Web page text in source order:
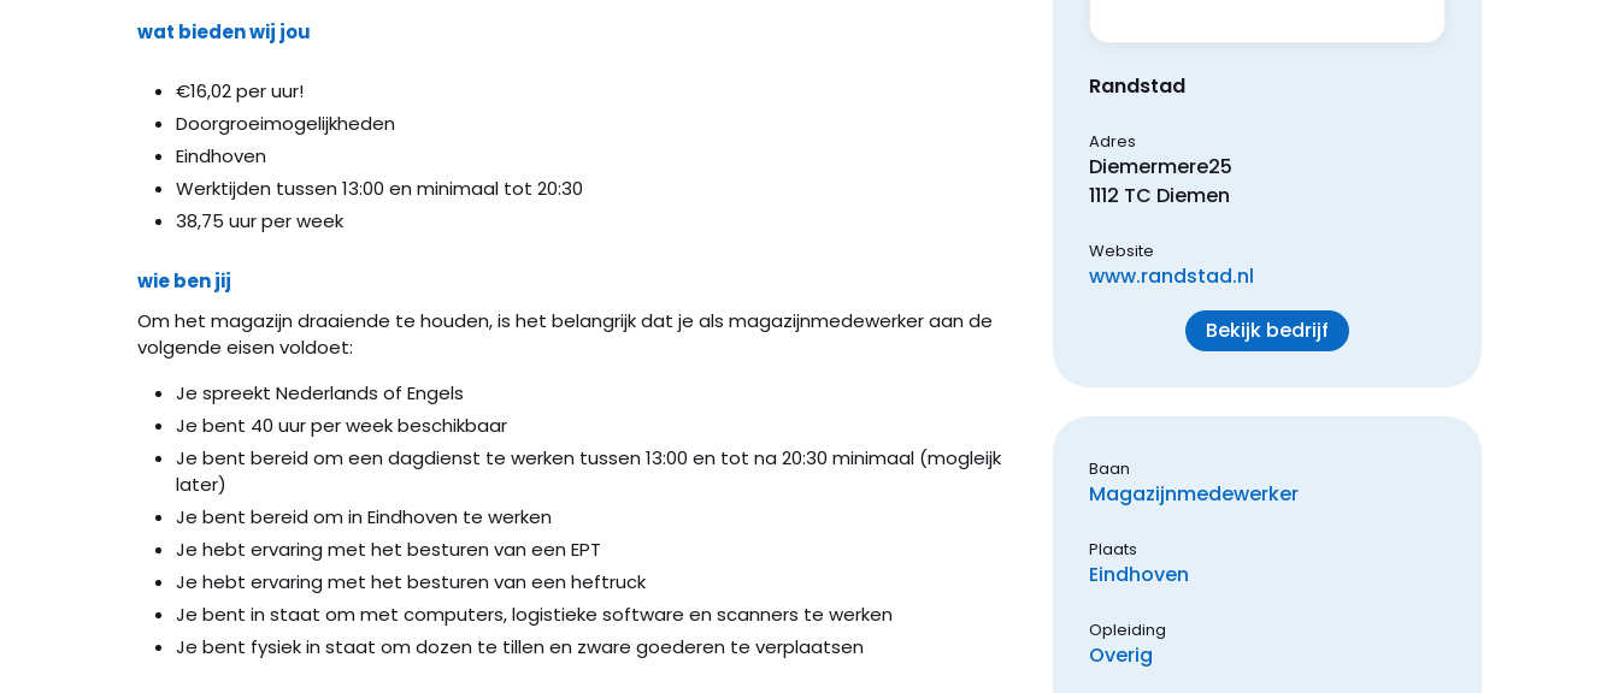
wat bieden wij jou
€16,02 per uur!
Doorgroeimogelijkheden
Eindhoven
Werktijden tussen 13:00 en minimaal tot 20:30
38,75 uur per week
wie ben jij
Om het magazijn draaiende te houden, is het belangrijk dat je als magazijnmedewerker aan de
volgende eisen voldoet:
Je spreekt Nederlands of Engels
Je bent 40 uur per week beschikbaar
Je bent bereid om een dagdienst te werken tussen 13:00 en tot na 20:30 minimaal (mogleijk
later)
Je bent bereid om in Eindhoven te werken
Je hebt ervaring met het besturen van een EPT
Je hebt ervaring met het besturen van een heftruck
Je bent in staat om met computers, logistieke software en scanners te werken
Je bent fysiek in staat om dozen te tillen en zware goederen te verplaatsen
Randstad
Adres
Diemermere25
1112 TC Diemen
Website
www.randstad.nl
Bekijk bedrijf
Baan
Magazijnmedewerker
Plaats
Eindhoven
Opleiding
Overig